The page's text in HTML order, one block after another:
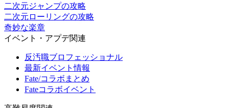
二次元ジャンプの攻略
二次元ローリングの攻略
奇妙な楽章
イベント・アプデ関連
反汚職ブロフェッショナル
最新イベント情報
Fate/コラボまとめ
Fateコラボイベント